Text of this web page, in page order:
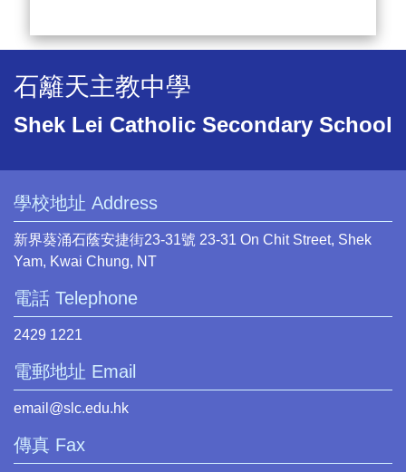
石籬天主教中學
Shek Lei Catholic Secondary School
學校地址 Address
新界葵涌石蔭安捷街23-31號 23-31 On Chit Street, Shek
Yam, Kwai Chung, NT
電話 Telephone
2429 1221
電郵地址 Email
email@slc.edu.hk
傳真 Fax